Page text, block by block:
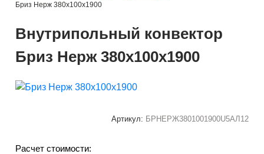
Бриз Нерж 380х100х1900
Внутрипольный конвектор
Бриз Нерж 380х100х1900
Артикул: БРНЕРЖ3801001900U5АЛ12
Расчет стоимости: